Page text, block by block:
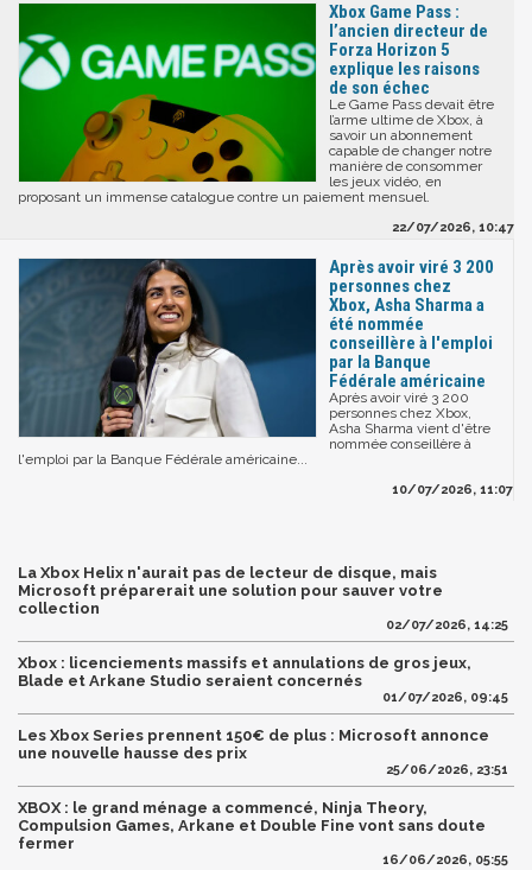
Xbox Game Pass :
l’ancien directeur de
Forza Horizon 5
explique les raisons
de son échec
Le Game Pass devait être
l’arme ultime de Xbox, à
savoir un abonnement
capable de changer notre
manière de consommer
les jeux vidéo, en
proposant un immense catalogue contre un paiement mensuel.
22/07/2026, 10:47
Après avoir viré 3 200
personnes chez
Xbox, Asha Sharma a
été nommée
conseillère à l'emploi
par la Banque
Fédérale américaine
Après avoir viré 3 200
personnes chez Xbox,
Asha Sharma vient d'être
nommée conseillère à
l'emploi par la Banque Fédérale américaine...
10/07/2026, 11:07
La Xbox Helix n'aurait pas de lecteur de disque, mais
Microsoft préparerait une solution pour sauver votre
collection
02/07/2026, 14:25
Xbox : licenciements massifs et annulations de gros jeux,
Blade et Arkane Studio seraient concernés
01/07/2026, 09:45
Les Xbox Series prennent 150€ de plus : Microsoft annonce
une nouvelle hausse des prix
25/06/2026, 23:51
XBOX : le grand ménage a commencé, Ninja Theory,
Compulsion Games, Arkane et Double Fine vont sans doute
fermer
16/06/2026, 05:55